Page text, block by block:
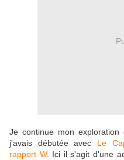
Je continue mon
j'avais débutée avec Le
rapport W. Ici il s'agit d'une